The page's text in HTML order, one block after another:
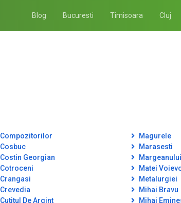
Blog Bucuresti Timisoara Cluj
Compozitorilor
Cosbuc
Costin Georgian
Cotroceni
Crangasi
Crevedia
Cutitul De Argint
Magurele
Marasesti
Margeanului
Matei
Metalurgiei
Mihai Bravu
Mihai